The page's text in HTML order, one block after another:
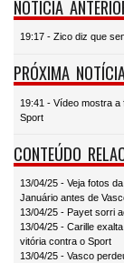
NOTÍCIA
19:17 - Zico diz que
PRÓXIMA
19:41 - Vídeo mostra
Sport
CONTEÚDO
13/04/25 - Veja fotos
Januário antes de
13/04/25 - Payet sorri
13/04/25 - Carille
vitória contra o Sport
13/04/25 - Vasco